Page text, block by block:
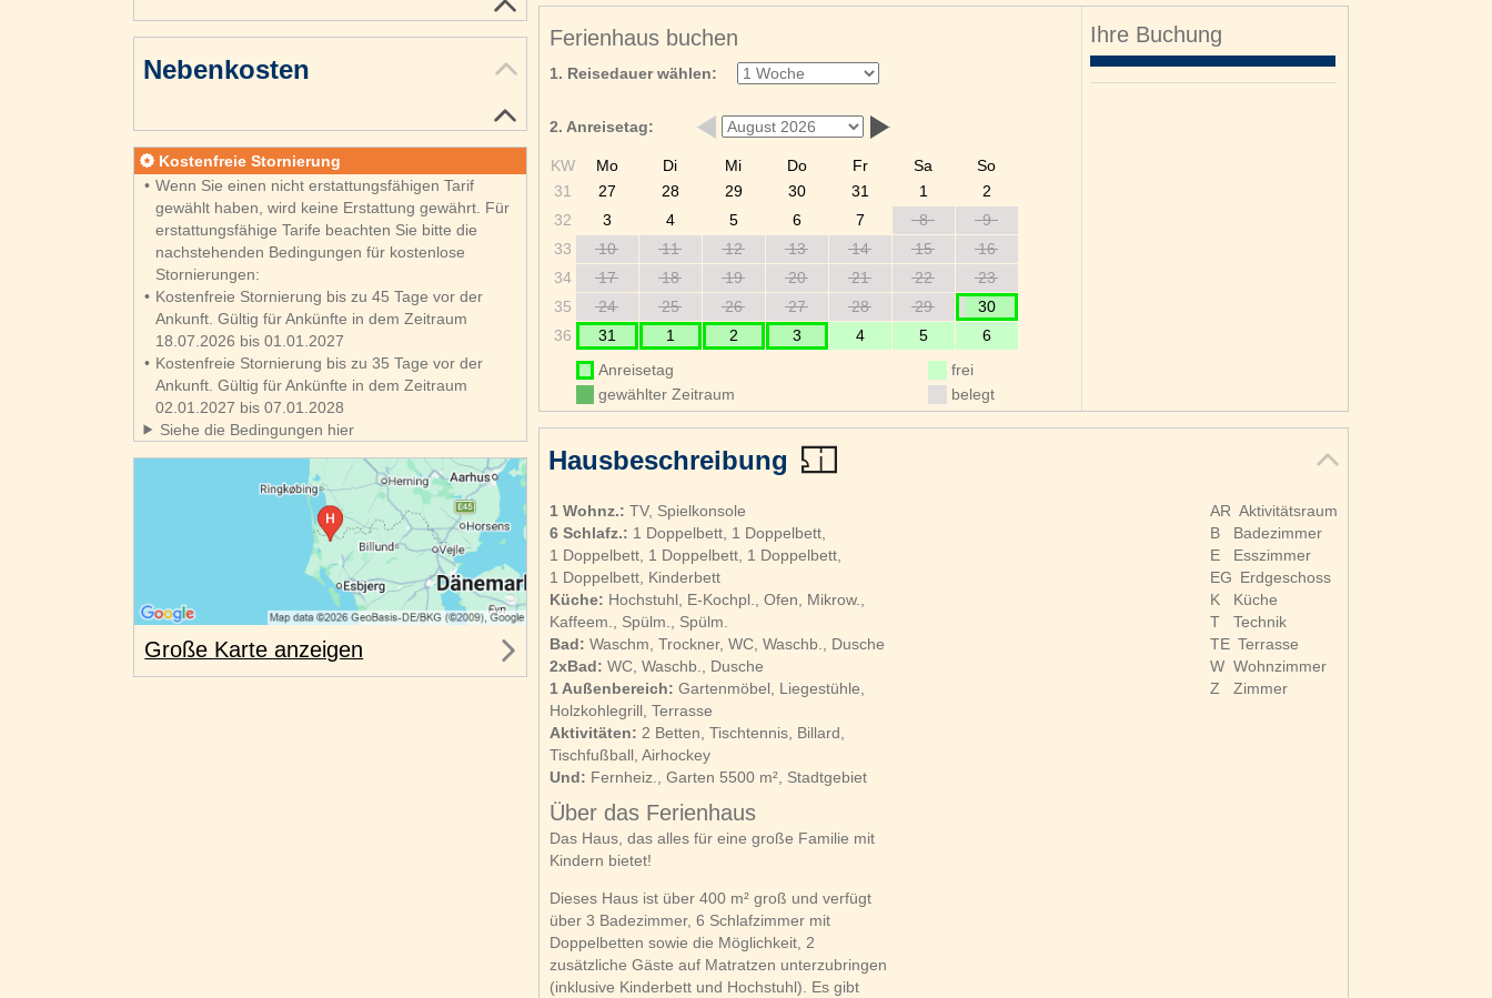
Ferienhaus buchen
1. Reisedauer wählen:
2. Anreisetag:
KW Mo Di Mi Do Fr Sa
So
31
27 28 29 30 31 1
2
32
3 4 5 6 7 8
9
33
10 11 12 13 14 15
16
34
17 18 19 20 21 22
23
35
24 25 26 27 28 29
30
36
31 1 2 3 4 5
6
Anreisetag
gewählter Zeitraum
frei
belegt
Ihre Buchung
Hausbeschreibung
AR Aktivitätsraum
B
Badezimmer
E
Esszimmer
EG Erdgeschoss
K
Küche
T
Technik
TE Terrasse
W Wohnzimmer
Z
Zimmer
1 Wohnz.: TV, Spielkonsole
6 Schlafz.: 1 Doppelbett, 1 Doppelbett,
1 Doppelbett, 1 Doppelbett, 1 Doppelbett,
1 Doppelbett, Kinderbett
Küche: Hochstuhl, E-Kochpl., Ofen, Mikrow.,
Kaffeem., Spülm., Spülm.
Bad: Waschm, Trockner, WC, Waschb., Dusche
2xBad: WC, Waschb., Dusche
1 Außenbereich: Gartenmöbel, Liegestühle,
Holzkohlegrill, Terrasse
Aktivitäten: 2 Betten, Tischtennis, Billard,
Tischfußball, Airhockey
Und: Fernheiz., Garten 5500 m², Stadtgebiet
Über das Ferienhaus
Das Haus, das alles für eine große Familie mit
Kindern bietet!
Dieses Haus ist über 400 m² groß und verfügt
über 3 Badezimmer, 6 Schlafzimmer mit
Doppelbetten sowie die Möglichkeit, 2
zusätzliche Gäste auf Matratzen unterzubringen
(inklusive Kinderbett und Hochstuhl). Es gibt
Nebenkosten
Kostenfreie Stornierung
Wenn Sie einen nicht erstattungsfähigen Tarif
gewählt haben, wird keine Erstattung gewährt. Für
erstattungsfähige Tarife beachten Sie bitte die
nachstehenden Bedingungen für kostenlose
Stornierungen:
Kostenfreie Stornierung bis zu 45 Tage vor der
Ankunft. Gültig für Ankünfte in dem Zeitraum
18.07.2026 bis 01.01.2027
Kostenfreie Stornierung bis zu 35 Tage vor der
Ankunft. Gültig für Ankünfte in dem Zeitraum
02.01.2027 bis 07.01.2028
Siehe die Bedingungen hier
Große Karte anzeigen